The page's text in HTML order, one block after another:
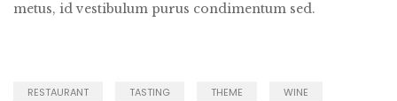
metus, id vestibulum purus condimentum sed.
RESTAURANT TASTING THEME
WINE